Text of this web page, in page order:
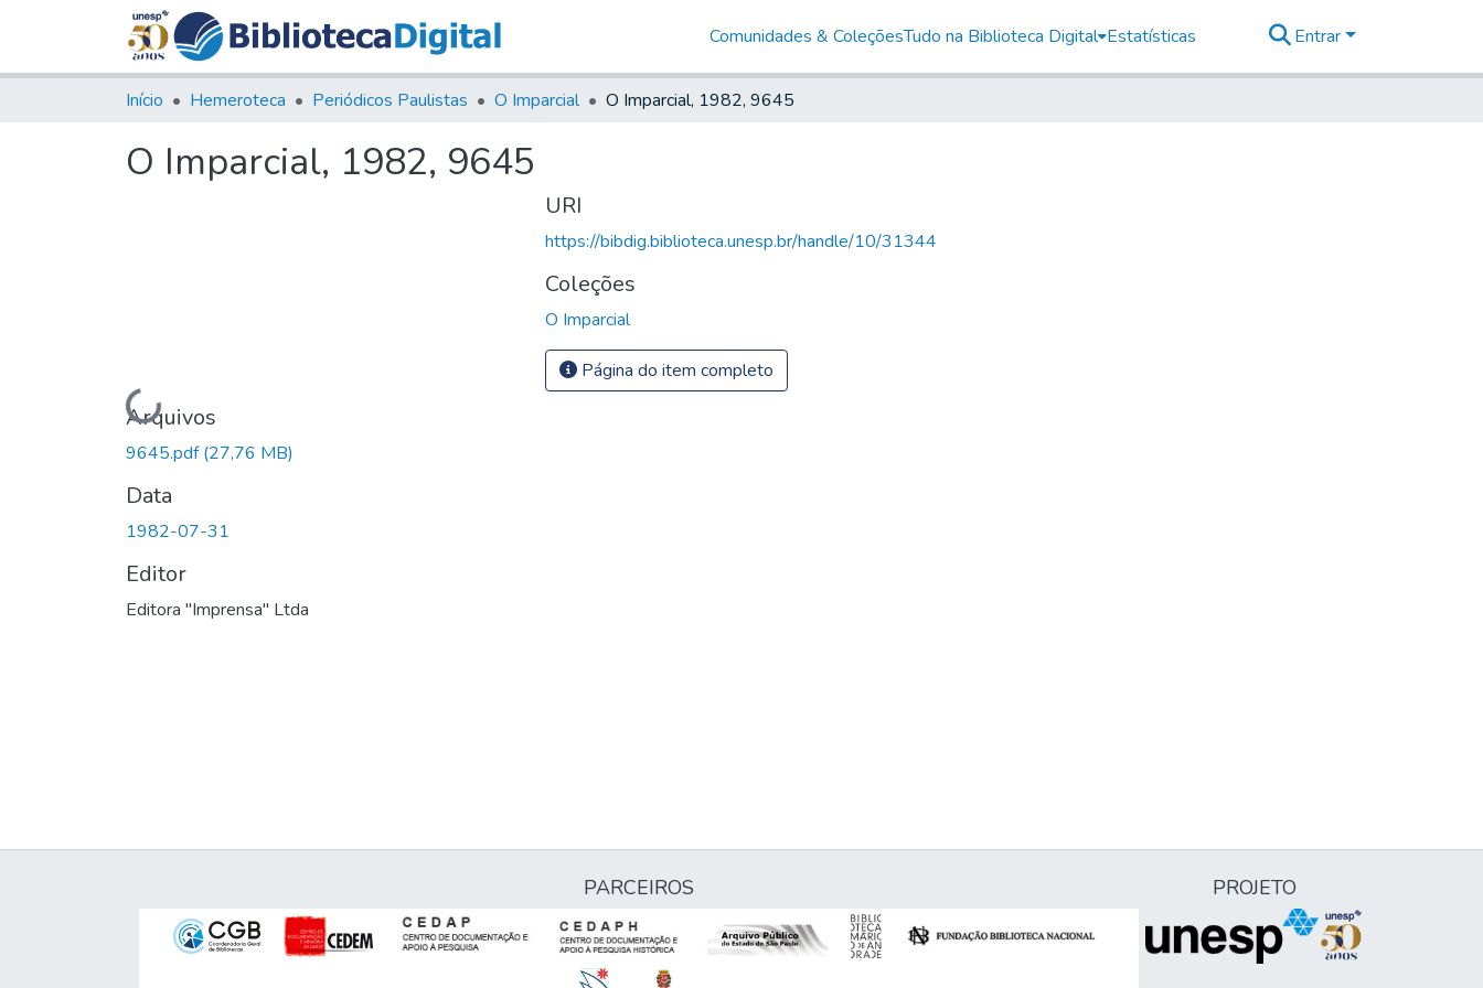
Comunidades & ColeçõesTudo na Biblioteca Digital Estatísticas Entrar
Início Hemeroteca Periódicos Paulistas O Imparcial O Imparcial, 1982, 9645
O Imparcial, 1982, 9645
Carregando...
Arquivos
9645.pdf(27,76 MB)
Data
1982-07-31
Editor
Editora "Imprensa" Ltda
URI
https://bibdig.biblioteca.unesp.br/handle/10/31344
Coleções
O Imparcial
Página do item completo
PARCEIROS PROJETO